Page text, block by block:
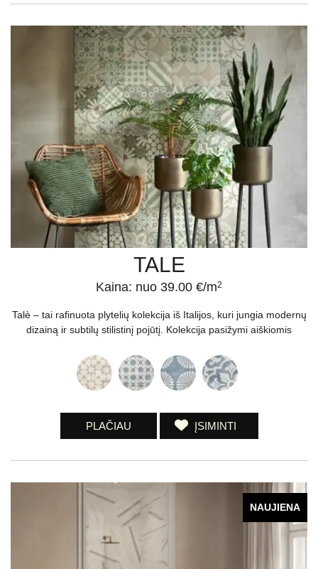
TALE
Kaina: nuo 39.00 €/m2
Talè – tai rafinuota plytelių kolekcija iš Italijos, kuri jungia modernų
dizainą ir subtilų stilistinį pojūtį. Kolekcija pasižymi aiškiomis
PLAČIAU ĮSIMINTI
NAUJIENA